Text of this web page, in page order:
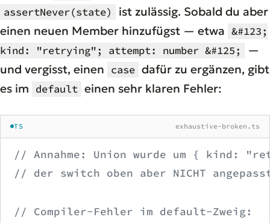
assertNever(state)
ist zulässig. Sobald du aber
einen neuen Member hinzufügst — etwa &#123;
kind: "retrying"; attempt: number &#125;
—
und vergisst, einen case dafür zu ergänzen, gibt
es im default einen sehr klaren Fehler:
TS exhaustive-broken.ts
// Annahme: Union wurde um { kind:
// der switch oben aber NICHT
// Compiler-Fehler im default-Zweig: